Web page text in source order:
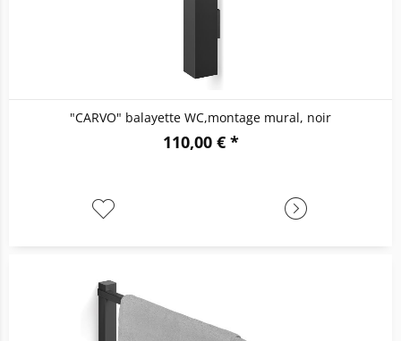
"CARVO" balayette WC,montage mural, noir
110,00 € *